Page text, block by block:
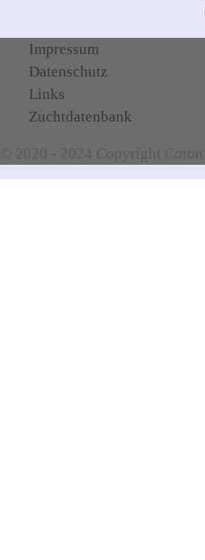
Impressum
Datenschutz
Links
Zuchtdatenbank